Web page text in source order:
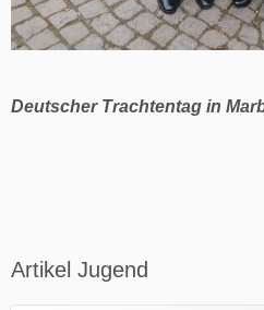
Deutscher Trachtentag in
Artikel Jugend